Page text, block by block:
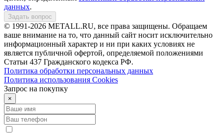
данных.
Задать вопрос
© 1991-2026 METALL.RU, все права защищены. Обращаем
ваше внимание на то, что данный сайт носит исключительно
информационный характер и ни при каких условиях не
является публичной офертой, определяемой положениями
Статьи 437 Гражданского кодекса РФ.
Политика обработки персональных данных
Политика использования Сookies
Запрос на покупку
×